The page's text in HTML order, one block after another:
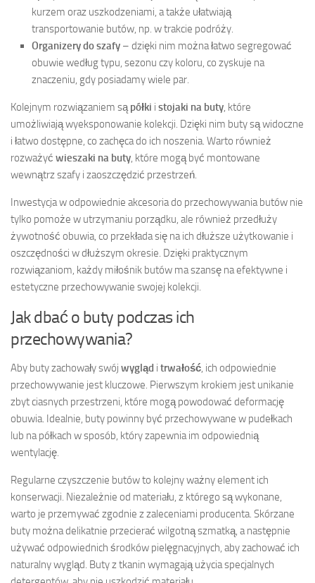
kurzem oraz uszkodzeniami, a także ułatwiają
transportowanie butów, np. w trakcie podróży.
Organizery do szafy – dzięki nim można łatwo segregować
obuwie według typu, sezonu czy koloru, co zyskuje na
znaczeniu, gdy posiadamy wiele par.
Kolejnym rozwiązaniem sąpółki i stojaki na buty, które
umożliwiają wyeksponowanie kolekcji. Dzięki nim buty są widoczne
i łatwo dostępne, co zachęca do ich noszenia. Warto również
rozważyć wieszaki na buty, które mogą być montowane
wewnątrz szafy i zaoszczędzić przestrzeń.
Inwestycja w odpowiednie akcesoria do przechowywania butów nie
tylko pomoże w utrzymaniu porządku, ale również przedłuży
żywotność obuwia, co przekłada się na ich dłuższe użytkowanie i
oszczędności w dłuższym okresie. Dzięki praktycznym
rozwiązaniom, każdy miłośnik butów ma szansę na efektywne i
estetyczne przechowywanie swojej kolekcji.
Jak dbać o buty podczas ich
przechowywania?
Aby buty zachowały swój wygląd i trwałość, ich odpowiednie
przechowywanie jest kluczowe. Pierwszym krokiem jest unikanie
zbyt ciasnych przestrzeni, które mogą powodować deformację
obuwia. Idealnie, buty powinny być przechowywane w pudełkach
lub na półkach w sposób, który zapewnia im odpowiednią
wentylację.
Regularne czyszczenie butów to kolejny ważny element ich
konserwacji. Niezależnie od materiału, z którego są wykonane,
warto je przemywać zgodnie z zaleceniami producenta. Skórzane
buty można delikatnie przecierać wilgotną szmatką, a następnie
używać odpowiednich środków pielęgnacyjnych, aby zachować ich
naturalny wygląd. Buty z tkanin wymagają użycia specjalnych